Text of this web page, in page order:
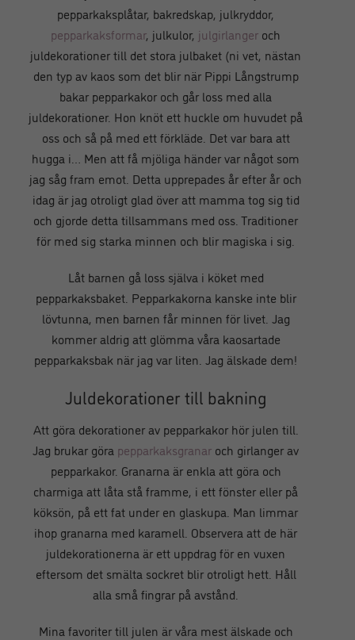
pepparkaksplåtar, bakredskap, julkryddor,
pepparkaksformar, julkulor, julgirlanger och
juldekorationer till det stora julbaket (ni vet, nästan
den typ av kaos som det blir när Pippi Långstrump
bakar pepparkakor och går loss med alla
juldekorationer. Hon knöt ett huckle om huvudet på
oss och så på med ett förkläde. Det var bara att
hugga i… Men att få mjöliga händer var något som
jag såg fram emot. Detta upprepades år efter år och
idag är jag otroligt glad över att mamma tog sig tid
och gjorde detta tillsammans med oss. Traditioner
för med sig starka minnen och blir magiska i sig.
Låt barnen gå loss själva i köket med
pepparkaksbaket. Pepparkakorna kanske inte blir
lövtunna, men barnen får minnen för livet. Jag
kommer aldrig att glömma våra kaosartade
pepparkaksbak när jag var liten. Jag älskade dem!
Juldekorationer till bakning
Att göra dekorationer av pepparkakor hör julen till.
Jag brukar göra pepparkaksgranar och girlanger av
pepparkakor. Granarna är enkla att göra och
charmiga att låta stå framme, i ett fönster eller på
köksön, på ett fat under en glaskupa. Man limmar
ihop granarna med karamell. Observera att de här
juldekorationerna är ett uppdrag för en vuxen
eftersom det smälta sockret blir otroligt hett. Håll
alla små fingrar på avstånd.
Mina favoriter till julen är våra mest älskade och